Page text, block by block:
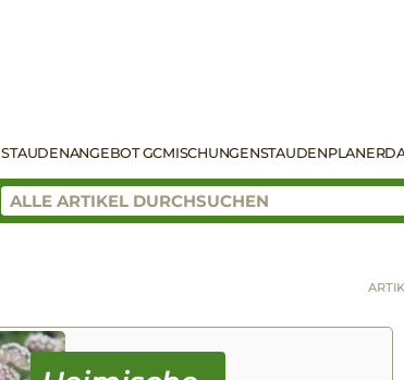
STAUDENANGEBOT GCMISCHUNGENSTAUDENPLANER